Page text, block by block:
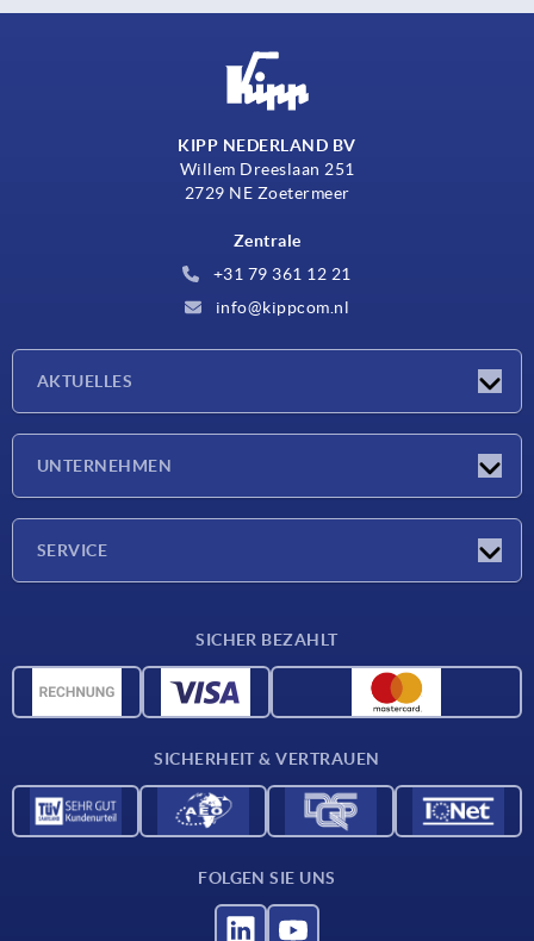
KIPP NEDERLAND BV
Willem Dreeslaan 251
2729 NE Zoetermeer
Zentrale
+31 79 361 12 21
info@kippcom.nl
AKTUELLES
UNTERNEHMEN
SERVICE
CAD-Daten
SICHER BEZAHLT
SICHERHEIT & VERTRAUEN
FOLGEN SIE UNS